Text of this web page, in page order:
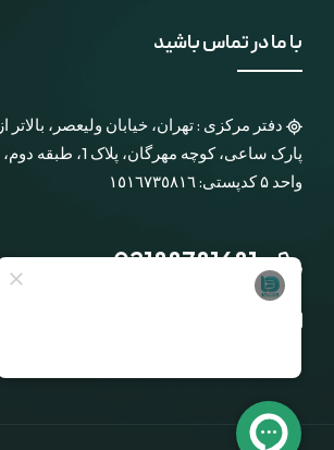
با ما در تماس باشید
دفتر مرکزی : تهران، خیابان ولیعصر، بالاتر از
پارک ساعی، کوچه مهرگان، پلاک 1، طبقه دوم،
واحد ۵ کدپستی: ١٥١٦٧٣٥٨١٦
02188781681